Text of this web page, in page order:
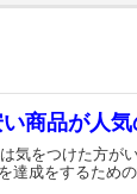
キしながら妻の
使っている人多
いです。
浮気調査できる
商品が人
気をつけた方が
達成をするため